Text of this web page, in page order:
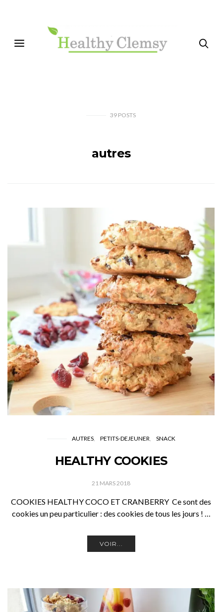
39 POSTS
autres
AUTRES PETITS-DEJEUNER SNACK
HEALTHY COOKIES
21 MARS 2018
COOKIES HEALTHY COCO ET CRANBERRY Ce sont des
cookies un peu particulier : des cookies de tous les jours ! …
VOIR...